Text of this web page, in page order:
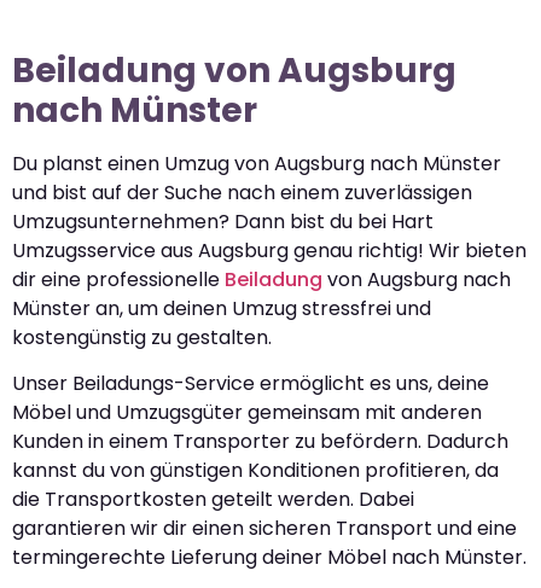
Beiladung von Augsburg
nach Münster
Du planst einen Umzug von Augsburg nach Münster
und bist auf der Suche nach einem zuverlässigen
Umzugsunternehmen? Dann bist du bei Hart
Umzugsservice aus Augsburg genau richtig! Wir bieten
dir eine professionelle Beiladung von Augsburg nach
Münster an, um deinen Umzug stressfrei und
kostengünstig zu gestalten.
Unser Beiladungs-Service ermöglicht es uns, deine
Möbel und Umzugsgüter gemeinsam mit anderen
Kunden in einem Transporter zu befördern. Dadurch
kannst du von günstigen Konditionen profitieren, da
die Transportkosten geteilt werden. Dabei
garantieren wir dir einen sicheren Transport und eine
termingerechte Lieferung deiner Möbel nach Münster.